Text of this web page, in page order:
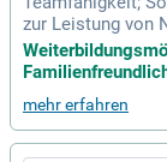
zur Leistung von
mehr erfahren